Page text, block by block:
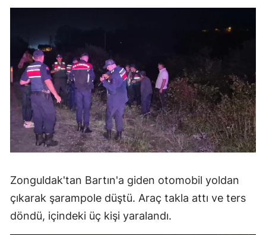
Zonguldak'tan Bartın'a giden otomobil yoldan
çıkarak şarampole düştü. Araç takla attı ve ters
döndü, içindeki üç kişi yaralandı.